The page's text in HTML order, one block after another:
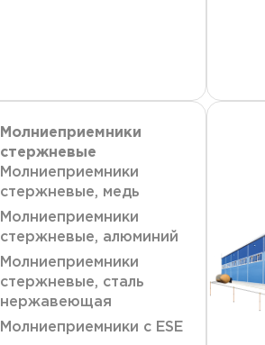
Молниеприемники
стержневые
Молниеприемники
стержневые, медь
Молниеприемники
стержневые, алюминий
Молниеприемники
стержневые, сталь
нержавеющая
Молниеприемники с ESE